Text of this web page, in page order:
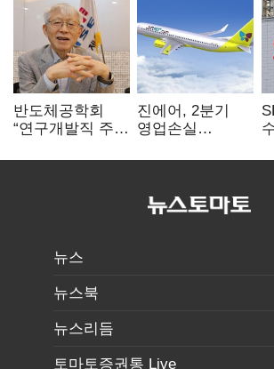
반도체공학회
“연구개발직 주
개선해야”
진에어, 2분기
영업손실
상승 여파
뉴스
뉴스북
뉴스리듬
토마토증권통 Live